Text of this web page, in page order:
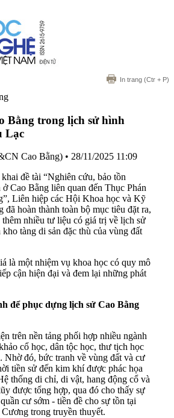
In trang (Ctr + P)
Bằng trong lịch sử hình
Lạc
Cao Bằng) • 28/11/2025 11:09
đề tài “Nghiên cứu, bảo tồn
Cao Bằng liên quan đến Thục Phán
Liên hiệp các Hội Khoa học và Kỹ
đã hoàn thành toàn bộ mục tiêu đặt ra,
nhiều tư liệu có giá trị về lịch sử
tàng di sản đặc thù của vùng đất
là một nhiệm vụ khoa học có quy mô
cận hiện đại và đem lại những phát
để phục dựng lịch sử Cao Bằng
trên nền tảng phối hợp nhiều ngành
cổ học, dân tộc học, thư tịch học
Nhờ đó, bức tranh về vùng đất và cư
tiền sử đến kim khí được phác họa
thống di chỉ, di vật, hang động cổ và
được tổng hợp, qua đó cho thấy sự
cư sớm - tiền đề cho sự tồn tại
trong truyền thuyết.